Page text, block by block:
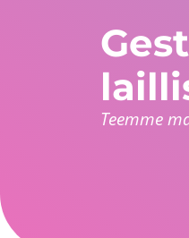
Teemme